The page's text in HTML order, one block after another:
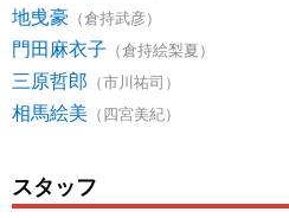
地曵豪 （倉持武彦）
門田麻衣子 （倉持絵梨夏）
三原哲郎 （市川祐司）
相馬絵美 （四宮美紀）
スタッフ